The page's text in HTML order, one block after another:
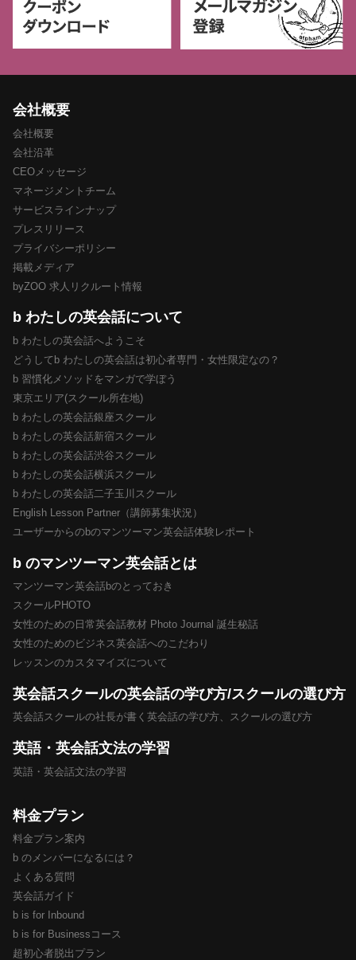
会社概要
会社概要
会社沿革
CEOメッセージ
マネージメントチーム
サービスラインナップ
プレスリリース
プライバシーポリシー
掲載メディア
byZOO 求人リクルート情報
b わたしの英会話について
b わたしの英会話へようこそ
どうしてb わたしの英会話は初心者専門・女性限定なの？
b 習慣化メソッドをマンガで学ぼう
東京エリア(スクール所在地)
b わたしの英会話銀座スクール
b わたしの英会話新宿スクール
b わたしの英会話渋谷スクール
b わたしの英会話横浜スクール
b わたしの英会話二子玉川スクール
English Lesson Partner（講師募集状況）
ユーザーからのbのマンツーマン英会話体験レポート
b のマンツーマン英会話とは
マンツーマン英会話bのとっておき
スクールPHOTO
女性のための日常英会話教材 Photo Journal 誕生秘話
女性のためのビジネス英会話へのこだわり
レッスンのカスタマイズについて
英会話スクールの英会話の学び方/スクールの選び方
英会話スクールの社長が書く英会話の学び方、スクールの選び方
英語・英会話文法の学習
英語・英会話文法の学習
料金プラン
料金プラン案内
b のメンバーになるには？
よくある質問
英会話ガイド
b is for Inbound
b is for Businessコース
超初心者脱出プラン